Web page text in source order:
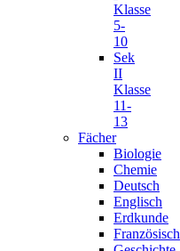
Klasse
5-
10
Sek
II
Klasse
11-
13
Fächer
Biologie
Chemie
Deutsch
Englisch
Erdkunde
Französisch